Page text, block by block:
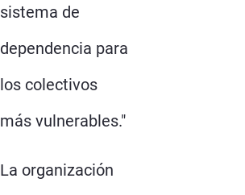
sistema de
dependencia para
los colectivos
más vulnerables."
La organización